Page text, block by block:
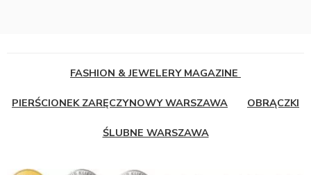
FASHION & JEWELERY MAGAZINE
PIERŚCIONEK ZARĘCZYNOWY WARSZAWA OBRĄCZKI
ŚLUBNE WARSZAWA